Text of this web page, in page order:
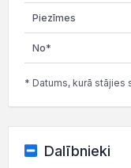
* Datums, kurā stājies
Dalībnieki